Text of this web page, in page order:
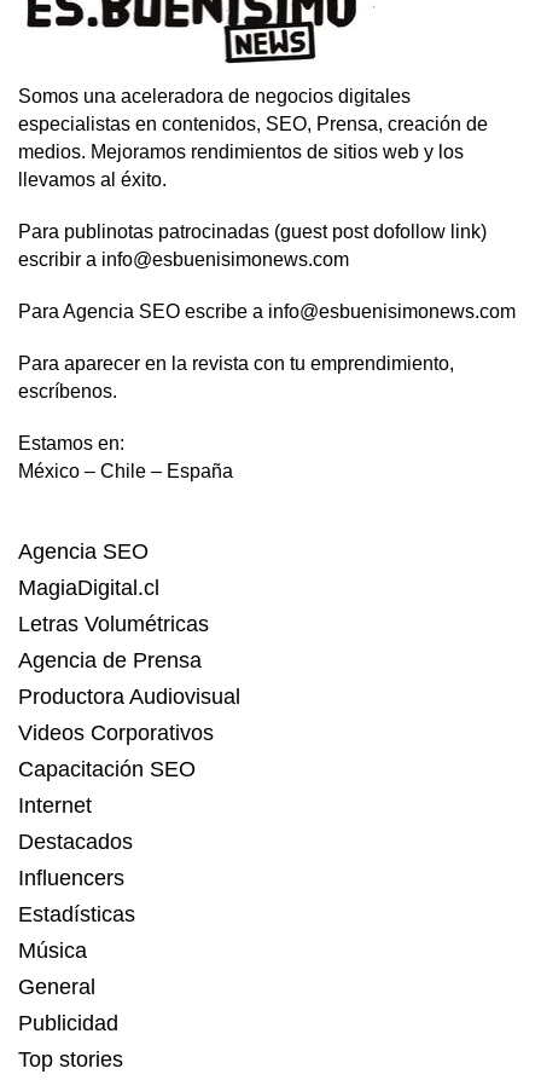
Somos una aceleradora de negocios digitales
especialistas en contenidos, SEO, Prensa, creación de
medios. Mejoramos rendimientos de sitios web y los
llevamos al éxito.
Para publinotas patrocinadas (guest post dofollow link)
escribir a info@esbuenisimonews.com
Para Agencia SEO escribe a info@esbuenisimonews.com
Para aparecer en la revista con tu emprendimiento,
escríbenos.
Estamos en:
México – Chile – España
Agencia SEO
MagiaDigital.cl
Letras Volumétricas
Agencia de Prensa
Productora Audiovisual
Videos Corporativos
Capacitación SEO
Internet
Destacados
Influencers
Estadísticas
Música
General
Publicidad
Top stories